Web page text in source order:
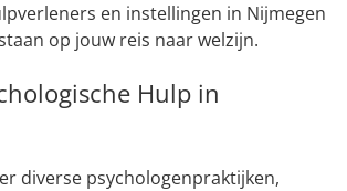
en instellingen in Nijmegen
op jouw reis naar welzijn.
Hulp in
diverse psychologenpraktijken,